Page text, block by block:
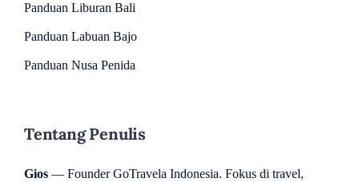
Panduan Liburan Bali
Panduan Labuan Bajo
Panduan Nusa Penida
Tentang Penulis
Gios — Founder GoTravela Indonesia. Fokus di travel,